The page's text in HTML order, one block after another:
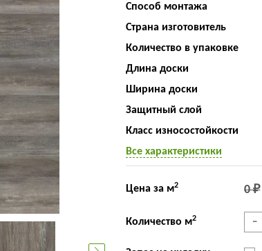
Способ монтажа
Страна изготовитель
Количество в упаковке
Длина доски
Ширина доски
Защитный слой
Класс износостойкости
Все характеристики
Цена за м2 0 ₽
Количество м2 -